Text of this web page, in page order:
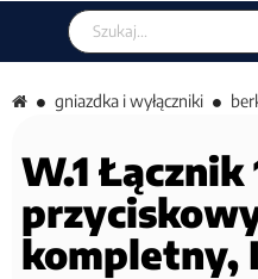
Szukaj w sklepie
gniazdka i wyłączniki
W.1
kompletny,